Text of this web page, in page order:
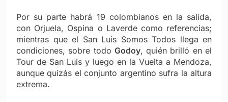
Por su parte habrá 19 colombianos en la salida,
con Orjuela, Ospina o Laverde como referencias;
mientras que el San Luis Somos Todos llega en
condiciones, sobre todo Godoy, quién brilló en el
Tour de San Luis y luego en la Vuelta a Mendoza,
aunque quizás el conjunto argentino sufra la altura
extrema.